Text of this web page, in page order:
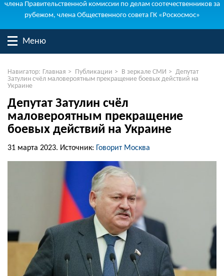
члена Правительственной комиссии по делам соотечественников за
рубежом, члена Общественного совета ГК «Роскосмос»
Меню
Навигатор: Главная > Публикации > В зеркале СМИ > Депутат
Затулин счёл маловероятным прекращение боевых действий на
Украине
Депутат Затулин счёл
маловероятным прекращение
боевых действий на Украине
31 марта 2023. Источник: Говорит Москва